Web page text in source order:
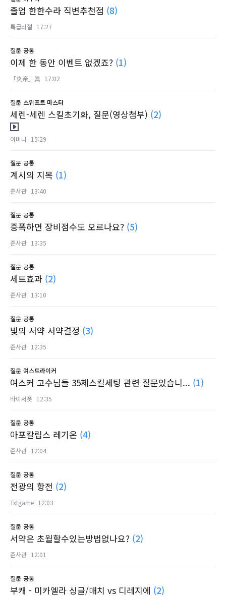
졸업 한한수라 직변추천점 (8)
특급뇌절 17:27
질문 공통
이제 한 동안 이벤트 없겠죠? (1)
「炎帝」眞 17:02
질문 스위프트 마스터
세렌-세렌 스킬초기화, 질문(영상첨부) (2)
이비니 15:29
질문 공통
계시의 지목 (1)
준사관 13:40
질문 공통
증폭하면 장비점수도 오르나요? (5)
준사관 13:35
질문 공통
세트효과 (2)
준사관 13:10
질문 공통
빛의 서약 서약결정 (3)
준사관 12:35
질문 여스트라이커
여스커 고수님들 35제스킬세팅 관련 질문있습니... (1)
바이서폿 12:35
질문 공통
아포칼립스 레기온 (4)
준사관 12:04
질문 공통
전광의 항전 (2)
Txtgame 12:03
질문 공통
서약은 초월할수있는방법없나요? (2)
준사관 12:01
질문 공통
부캐 - 미카엘라 싱글/매치 vs 디레지에 (2)